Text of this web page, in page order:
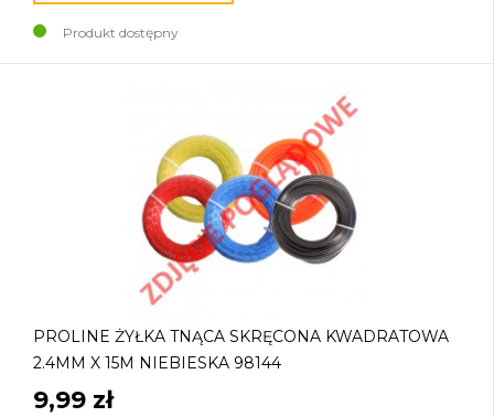
Produkt dostępny
PROLINE ŻYŁKA TNĄCA SKRĘCONA KWADRATOWA
2.4MM X 15M NIEBIESKA 98144
9,99 zł